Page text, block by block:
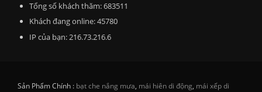
Tổng số khách thăm: 683511
Khách đang online: 45780
IP của bạn: 216.73.216.6
Sản Phẩm Chính : bạt che nắng mưa, mái hiên di động, mái xếp di